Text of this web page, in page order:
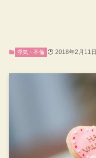
浮気・不倫 2018年2月11日